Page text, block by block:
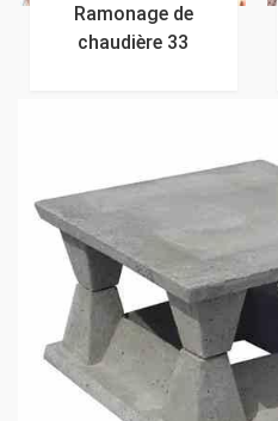
Ramonage de
chaudière 33